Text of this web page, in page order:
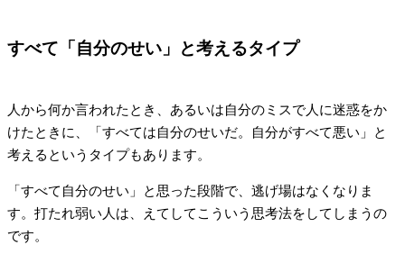
すべて「自分のせい」と考えるタイプ
人から何か言われたとき、あるいは自分のミスで人に迷惑をか
けたときに、「すべては自分のせいだ。自分がすべて悪い」と
考えるというタイプもあります。
「すべて自分のせい」と思った段階で、逃げ場はなくなりま
す。打たれ弱い人は、えてしてこういう思考法をしてしまうの
です。